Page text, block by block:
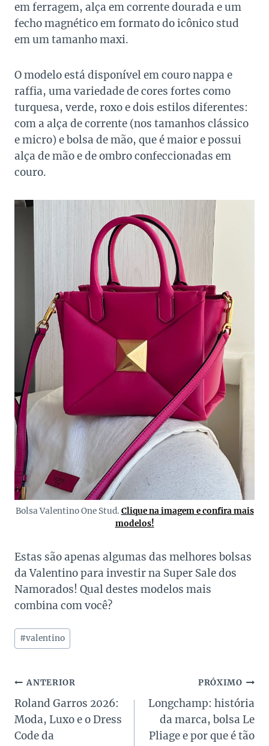
em ferragem, alça em corrente dourada e um
fecho magnético em formato do icônico stud
em um tamanho maxi.
O modelo está disponível em couro nappa e
raffia, uma variedade de cores fortes como
turquesa, verde, roxo e dois estilos diferentes:
com a alça de corrente (nos tamanhos clássico
e micro) e bolsa de mão, que é maior e possui
alça de mão e de ombro confeccionadas em
couro.
Bolsa Valentino One Stud. Clique na imagem e confira mais
modelos!
Estas são apenas algumas das melhores bolsas
da Valentino para investir na Super Sale dos
Namorados! Qual destes modelos mais
combina com você?
Tags
do
#valentino
Navegação
de
Post
ANTERIOR
Roland Garros 2026:
Moda, Luxo e o Dress
Code da
PRÓXIMO
Longchamp: história
da marca, bolsa Le
Pliage e por que é tão